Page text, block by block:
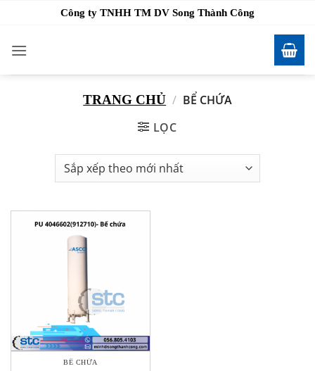
nội
dung
Công ty TNHH TM DV Song Thành Công
TRANG CHỦ / BỂ CHỨA
LỌC
BỂ CHỨA